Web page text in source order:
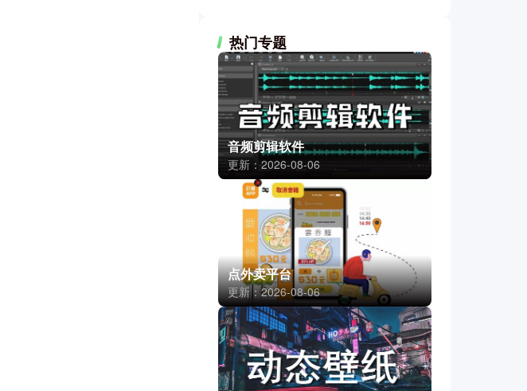
热门专题
音频剪辑软件
更新：2026-08-06
点外卖平台
更新：2026-08-06